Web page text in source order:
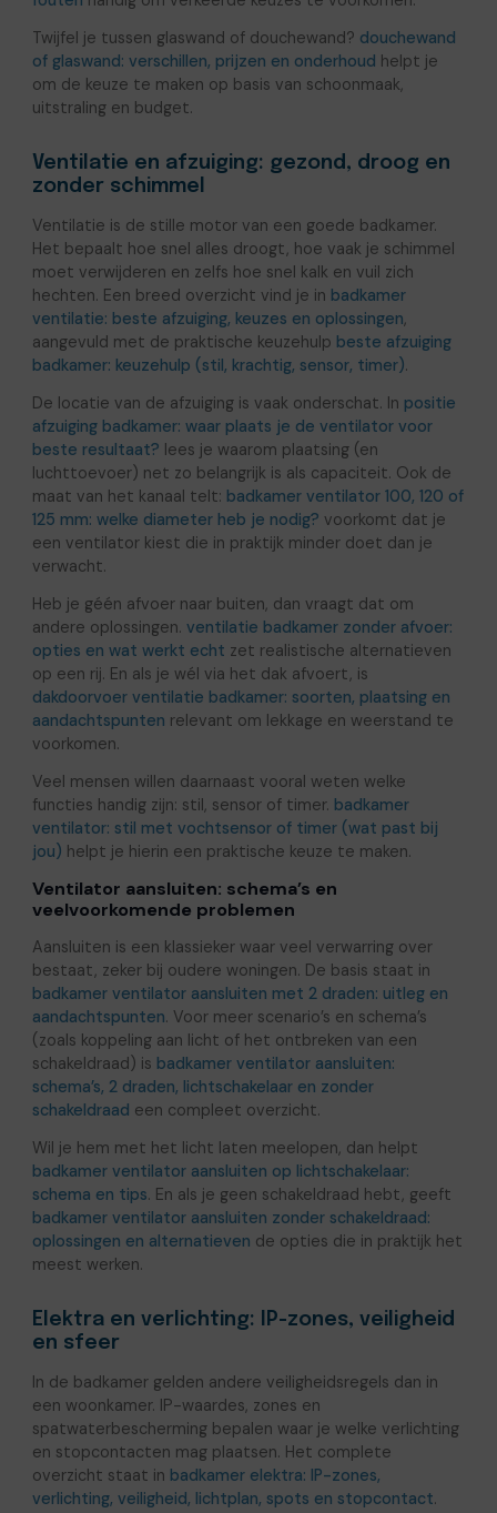
Twijfel je tussen glaswand of douchewand? douchewand
of glaswand: verschillen, prijzen en onderhoud helpt je
om de keuze te maken op basis van schoonmaak,
uitstraling en budget.
Ventilatie en afzuiging: gezond, droog en
zonder schimmel
Ventilatie is de stille motor van een goede badkamer.
Het bepaalt hoe snel alles droogt, hoe vaak je schimmel
moet verwijderen en zelfs hoe snel kalk en vuil zich
hechten. Een breed overzicht vind je in badkamer
ventilatie: beste afzuiging, keuzes en oplossingen,
aangevuld met de praktische keuzehulp beste afzuiging
badkamer: keuzehulp (stil, krachtig, sensor, timer).
De locatie van de afzuiging is vaak onderschat. In positie
afzuiging badkamer: waar plaats je de ventilator voor
beste resultaat? lees je waarom plaatsing (en
luchttoevoer) net zo belangrijk is als capaciteit. Ook de
maat van het kanaal telt: badkamer ventilator 100, 120 of
125 mm: welke diameter heb je nodig? voorkomt dat je
een ventilator kiest die in praktijk minder doet dan je
verwacht.
Heb je géén afvoer naar buiten, dan vraagt dat om
andere oplossingen. ventilatie badkamer zonder afvoer:
opties en wat werkt echt zet realistische alternatieven
op een rij. En als je wél via het dak afvoert, is
dakdoorvoer ventilatie badkamer: soorten, plaatsing en
aandachtspunten relevant om lekkage en weerstand te
voorkomen.
Veel mensen willen daarnaast vooral weten welke
functies handig zijn: stil, sensor of timer. badkamer
ventilator: stil met vochtsensor of timer (wat past bij
jou) helpt je hierin een praktische keuze te maken.
Ventilator aansluiten: schema’s en
veelvoorkomende problemen
Aansluiten is een klassieker waar veel verwarring over
bestaat, zeker bij oudere woningen. De basis staat in
badkamer ventilator aansluiten met 2 draden: uitleg en
aandachtspunten. Voor meer scenario’s en schema’s
(zoals koppeling aan licht of het ontbreken van een
schakeldraad) is badkamer ventilator aansluiten:
schema’s, 2 draden, lichtschakelaar en zonder
schakeldraad een compleet overzicht.
Wil je hem met het licht laten meelopen, dan helpt
badkamer ventilator aansluiten op lichtschakelaar:
schema en tips. En als je geen schakeldraad hebt, geeft
badkamer ventilator aansluiten zonder schakeldraad:
oplossingen en alternatieven de opties die in praktijk het
meest werken.
Elektra en verlichting: IP-zones, veiligheid
en sfeer
In de badkamer gelden andere veiligheidsregels dan in
een woonkamer. IP-waardes, zones en
spatwaterbescherming bepalen waar je welke verlichting
en stopcontacten mag plaatsen. Het complete
overzicht staat in badkamer elektra: IP-zones,
verlichting, veiligheid, lichtplan, spots en stopcontact.